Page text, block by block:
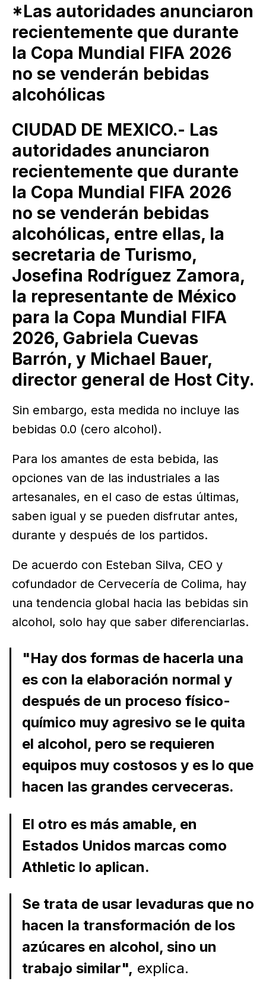
*Las autoridades anunciaron
recientemente que durante
la Copa Mundial FIFA 2026
no se venderán bebidas
alcohólicas
CIUDAD DE MEXICO.- Las
autoridades anunciaron
recientemente que durante
la Copa Mundial FIFA 2026
no se venderán bebidas
alcohólicas, entre ellas, la
secretaria de Turismo,
Josefina Rodríguez Zamora,
la representante de México
para la Copa Mundial FIFA
2026, Gabriela Cuevas
Barrón, y Michael Bauer,
director general de Host City.
Sin embargo, esta medida no incluye las
bebidas 0.0 (cero alcohol).
Para los amantes de esta bebida, las
opciones van de las industriales a las
artesanales, en el caso de estas últimas,
saben igual y se pueden disfrutar antes,
durante y después de los partidos.
De acuerdo con Esteban Silva, CEO y
cofundador de Cervecería de Colima, hay
una tendencia global hacia las bebidas sin
alcohol, solo hay que saber diferenciarlas.
"Hay dos formas de hacerla una
es con la elaboración normal y
después de un proceso físico-
químico muy agresivo se le quita
el alcohol, pero se requieren
equipos muy costosos y es lo que
hacen las grandes cerveceras.
El otro es más amable, en
Estados Unidos marcas como
Athletic lo aplican.
Se trata de usar levaduras que no
hacen la transformación de los
azúcares en alcohol, sino un
trabajo similar", explica.